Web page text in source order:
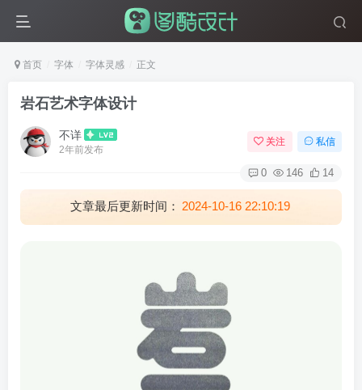
首页 字体 字体灵感 正文
岩石艺术字体设计
不详
2年前发布
关注 私信
0 146 14
文章最后更新时间： 2024-10-16 22:10:19